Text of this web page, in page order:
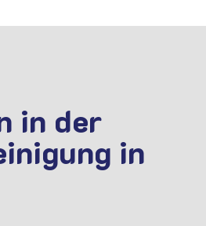
in der
in